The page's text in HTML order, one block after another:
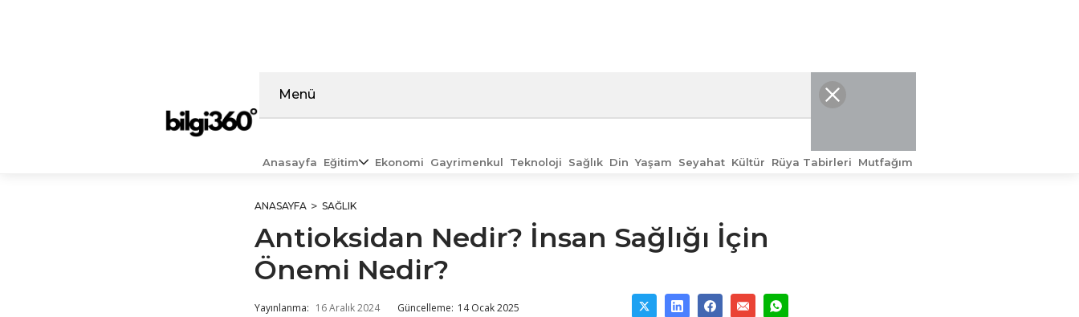
Menü
Anasayfa Eğitim Ekonomi Gayrimenkul Teknoloji Sağlık Din Yaşam Seyahat Kültür Rüya Tabirleri Mutfağım
ANASAYFA SAĞLIK
Antioksidan Nedir? İnsan Sağlığı İçin
Önemi Nedir?
Yayınlanma: 16 Aralık 2024 Güncelleme: 14 Ocak 2025